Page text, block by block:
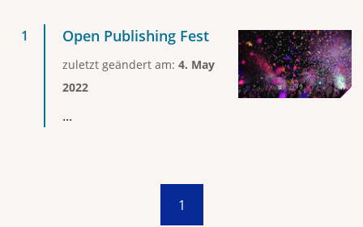
Open Publishing Fest
zuletzt geändert am: 4. May
2022
...
1